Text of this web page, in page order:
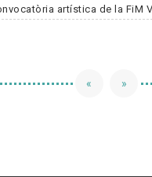
artística de la FiM
« »